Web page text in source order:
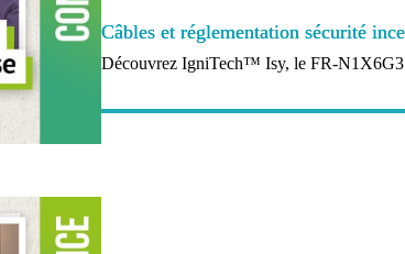
Câbles et réglementation sécurité
Découvrez IgniTech™ Isy, le